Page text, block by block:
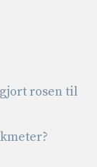
rosen til